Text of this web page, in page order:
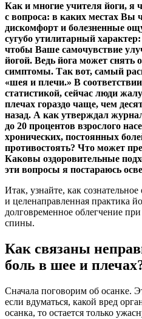
Как и многие учителя йоги, я
с вопроса: в каких местах Вы
дискомфорт и болезненные
сугубо утилитарный
чтобы Ваше самочувствие
йогой. Ведь йога может снять
симптомы. Так вот, самый
«шея и плечи.» В
статистикой, сейчас люди
плечах гораздо чаще, чем
назад. А как утверждал
до 20 процентов взрослого
хронических, постоянных
противостоять? Что может
Каковы оздоровительные
эти вопросы я постараюсь
Итак, узнайте, как
и целенаправленная практика
долговременное облегчение
спины.
Как связаны
боль в шее и
Сначала поговорим об осанке.
если вдуматься, какой вред
осанка, то остается только